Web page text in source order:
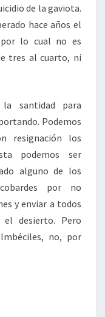
de la gaviota.
hace años el
por lo cual no es
tres al cuarto, ni
santidad para
Podemos
resignación los
podemos ser
alguno de los
por no
y enviar a todos
desierto. Pero
no, por